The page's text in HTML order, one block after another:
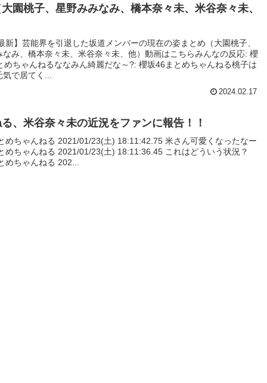
園桃子、星野みみなみ、橋本奈々未、米谷奈々未、
新】芸能界を引退した坂道メンバーの現在の姿まとめ（大園桃子、
なみ、橋本奈々未、米谷奈々未、他）動画はこちらみんなの反応: 櫻
めちゃんねるななみん綺麗だな～?: 櫻坂46まとめちゃんねる桃子は
で居てく...
2024.02.17
、米谷奈々未の近況をファンに報告！！
めちゃんねる 2021/01/23(土) 18:11:42.75 米さん可愛くなったなー
めちゃんねる 2021/01/23(土) 18:11:36.45 これはどういう状況？
めちゃんねる 202...